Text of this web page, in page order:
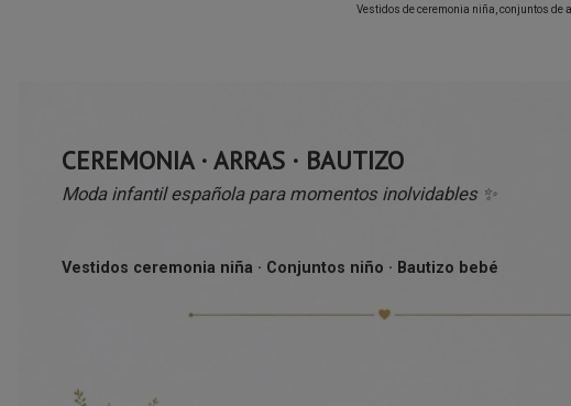
Vestidos de ceremonia niña, conjuntos
CEREMONIA · ARRAS · BAUTIZO
Moda infantil española para momentos inolvidables ✨
Vestidos ceremonia niña · Conjuntos niño · Bautizo bebé